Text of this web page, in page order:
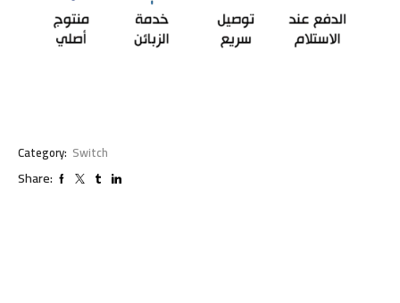
Category: Switch
Share: